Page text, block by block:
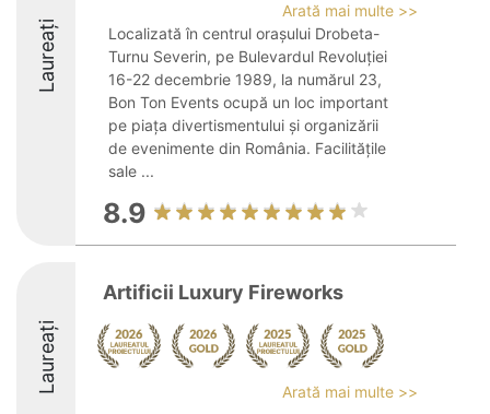
Laureați
Arată mai multe >>
Localizată în centrul orașului Drobeta-
Turnu Severin, pe Bulevardul Revoluției
16-22 decembrie 1989, la numărul 23,
Bon Ton Events ocupă un loc important
pe piața divertismentului și organizării
de evenimente din România. Facilitățile
sale ...
8.9
Laureați
Artificii Luxury Fireworks
Arată mai multe >>